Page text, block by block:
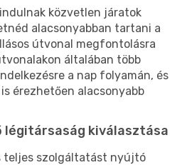
közvetlen járatok
alacsonyabban tartani a
útvonal megfontolásra
általában több
a nap folyamán, és
érezhetően alacsonyabb
légitársaság kiválasztása
teljes szolgáltatást nyújtó